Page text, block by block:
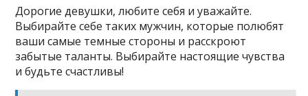
Дорогие девушки, любите себя и уважайте.
Выбирайте себе таких мужчин, которые полюбят
ваши самые темные стороны и расскроют
забытые таланты. Выбирайте настоящие чувства
и будьте счастливы!